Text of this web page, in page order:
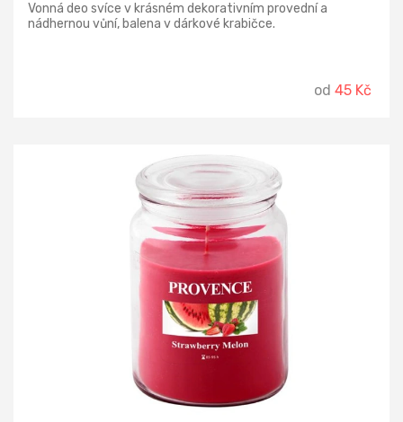
Vonná deo svíce v krásném dekorativním provední a
nádhernou vůní, balena v dárkové krabičce.
od 45 Kč